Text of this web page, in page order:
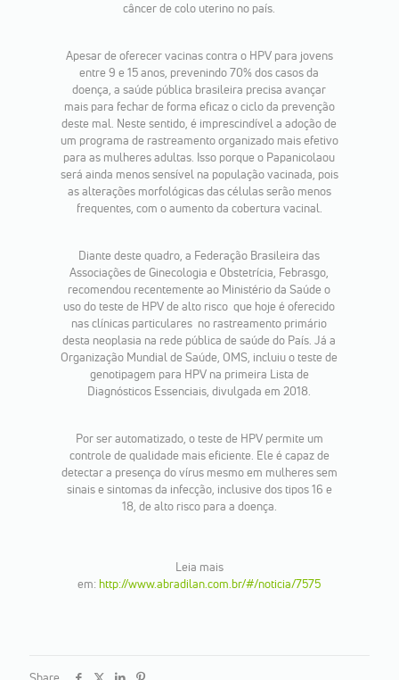
câncer de colo uterino no país.
Apesar de oferecer vacinas contra o HPV para jovens
entre 9 e 15 anos, prevenindo 70% dos casos da
doença, a saúde pública brasileira precisa avançar
mais para fechar de forma eficaz o ciclo da prevenção
deste mal. Neste sentido, é imprescindível a adoção de
um programa de rastreamento organizado mais efetivo
para as mulheres adultas. Isso porque o Papanicolaou
será ainda menos sensível na população vacinada, pois
as alterações morfológicas das células serão menos
frequentes, com o aumento da cobertura vacinal.
Diante deste quadro, a Federação Brasileira das
Associações de Ginecologia e Obstetrícia, Febrasgo,
recomendou recentemente ao Ministério da Saúde o
uso do teste de HPV de alto risco  que hoje é oferecido
nas clínicas particulares  no rastreamento primário
desta neoplasia na rede pública de saúde do País. Já a
Organização Mundial de Saúde, OMS, incluiu o teste de
genotipagem para HPV na primeira Lista de
Diagnósticos Essenciais, divulgada em 2018.
Por ser automatizado, o teste de HPV permite um
controle de qualidade mais eficiente. Ele é capaz de
detectar a presença do vírus mesmo em mulheres sem
sinais e sintomas da infecção, inclusive dos tipos 16 e
18, de alto risco para a doença.
Leia mais
em:http://www.abradilan.com.br/#/noticia/7575